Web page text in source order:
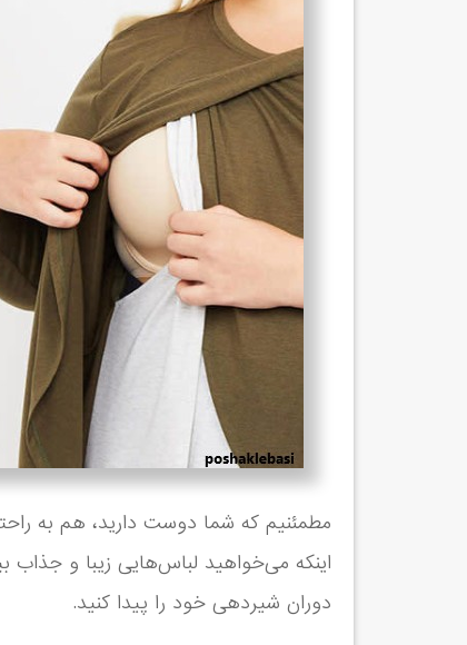
مطمئنیم که شما دوست دارید، هم به
اینکه می‌خواهید لباس‌هایی زیبا و
دوران شیردهی خود را پیدا کنید.